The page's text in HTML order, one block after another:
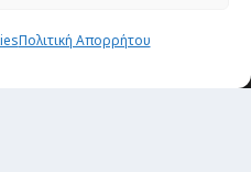
Πολιτική Απορρήτου